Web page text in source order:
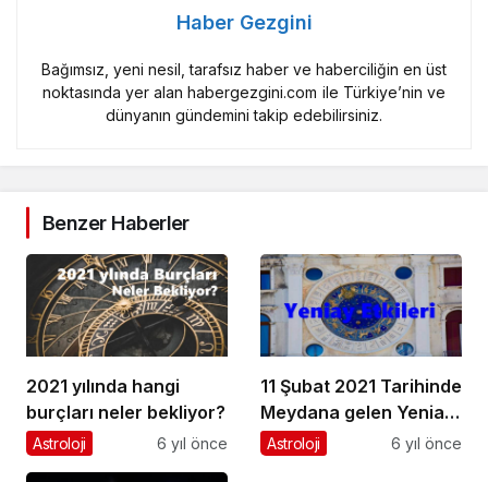
Haber Gezgini
Bağımsız, yeni nesil, tarafsız haber ve haberciliğin en üst
noktasında yer alan habergezgini.com ile Türkiye’nin ve
dünyanın gündemini takip edebilirsiniz.
Benzer Haberler
2021 yılında hangi
burçları neler bekliyor?
Astroloji 6 yıl önce
11 Şubat 2021 Tarihinde
Meydana gelen Yeniay
Etkileri
Astroloji 6 yıl önce